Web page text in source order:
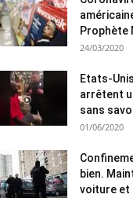
24/03/2020
Etats-
arrêtent
sans
01/06/2020
bien.
voiture et